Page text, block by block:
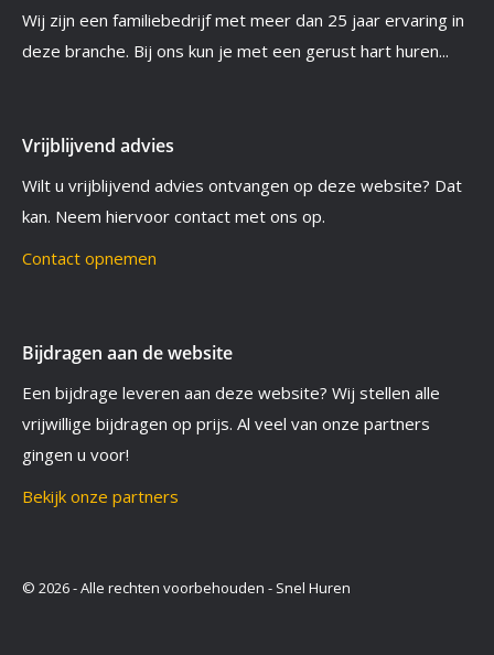
Wij zijn een familiebedrijf met meer dan 25 jaar ervaring in
deze branche. Bij ons kun je met een gerust hart huren...
Vrijblijvend advies
Wilt u vrijblijvend advies ontvangen op deze website? Dat
kan. Neem hiervoor contact met ons op.
Contact opnemen
Bijdragen aan de website
Een bijdrage leveren aan deze website? Wij stellen alle
vrijwillige bijdragen op prijs. Al veel van onze partners
gingen u voor!
Bekijk onze partners
© 2026 - Alle rechten voorbehouden - Snel Huren